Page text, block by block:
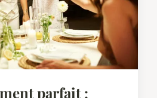
parfait :